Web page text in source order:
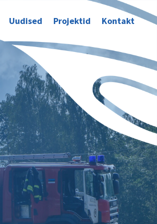
Uudised Projektid Kontakt